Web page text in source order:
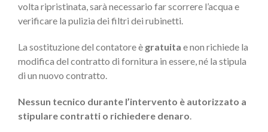
volta ripristinata, sarà necessario far scorrere l’acqua e
verificare la pulizia dei filtri dei rubinetti.
La sostituzione del contatore è gratuita e non richiede la
modifica del contratto di fornitura in essere, né la stipula
di un nuovo contratto.
Nessun tecnico durante l’intervento è autorizzato a
stipulare contratti o richiedere denaro.